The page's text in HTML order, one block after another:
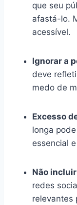
que seu
afastá-lo.
acessível.
Ignorar a
deve
medo de
Excesso
longa
essencial
Não
redes
relevantes